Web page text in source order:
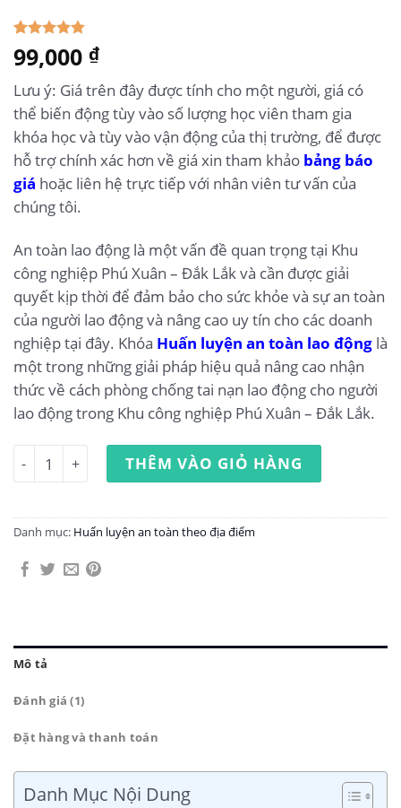
5.00 trên 5
dựa trên
1
99,000 ₫
Lưu ý: Giá trên đây được tính cho một người, giá có
thể biến động tùy vào số lượng học viên tham gia
khóa học và tùy vào vận động của thị trường, để được
hỗ trợ chính xác hơn về giá xin tham khảo bảng báo
giá hoặc liên hệ trực tiếp với nhân viên tư vấn của
chúng tôi.
An toàn lao động là một vấn đề quan trọng tại Khu
công nghiệp Phú Xuân – Đắk Lắk và cần được giải
quyết kịp thời để đảm bảo cho sức khỏe và sự an toàn
của người lao động và nâng cao uy tín cho các doanh
nghiệp tại đây. Khóa Huấn luyện an toàn lao động là
một trong những giải pháp hiệu quả nâng cao nhận
thức về cách phòng chống tai nạn lao động cho người
lao động trong Khu công nghiệp Phú Xuân – Đắk Lắk.
Huấn luyện an toàn lao động tại Khu công nghiệp Phú
THÊM VÀO GIỎ HÀNG
Danh mục: Huấn luyện an toàn theo địa điểm
Mô tả
Đánh giá (1)
Đặt hàng và thanh toán
Danh Mục Nội Dung